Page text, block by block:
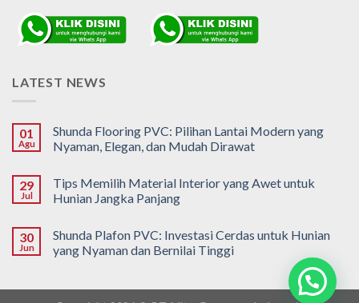
LATEST NEWS
01
Agu
Shunda Flooring PVC: Pilihan Lantai Modern yang
Nyaman, Elegan, dan Mudah Dirawat
29
Jul
Tips Memilih Material Interior yang Awet untuk
Hunian Jangka Panjang
30
Jun
Shunda Plafon PVC: Investasi Cerdas untuk Hunian
yang Nyaman dan Bernilai Tinggi